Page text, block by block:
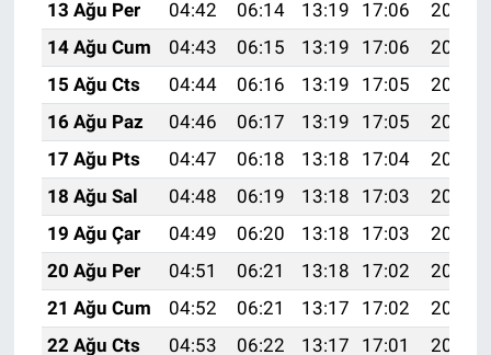
13 Ağu Per
04:42 06:14 13:19 17:06
20:14
14 Ağu Cum
04:43 06:15 13:19 17:06
20:13
15 Ağu Cts
04:44 06:16 13:19 17:05
20:11
16 Ağu Paz
04:46 06:17 13:19 17:05
20:10
17 Ağu Pts
04:47 06:18 13:18 17:04
20:09
18 Ağu Sal
04:48 06:19 13:18 17:03
20:07
19 Ağu Çar
04:49 06:20 13:18 17:03
20:06
20 Ağu Per
04:51 06:21 13:18 17:02
20:05
21 Ağu Cum
04:52 06:21 13:17 17:02
20:03
22 Ağu Cts
04:53 06:22 13:17 17:01
20:02